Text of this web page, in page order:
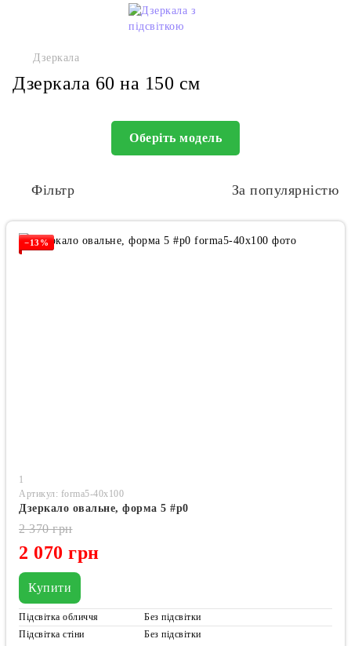
Дзеркала
Дзеркала 60 на 150 см
Оберіть модель
Фільтр За популярністю
−13%
1
Артикул: forma5-40x100
Дзеркало овальне, форма 5 #p0
2 070 грн
2 370 грн
Купити
Підсвітка обличчя
Без підсвітки
Підсвітка стіни
Без підсвітки